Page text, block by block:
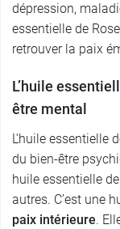
dépression,
essentielle de
retrouver la paix
L’huile
être mental
L’huile essentielle
du bien-être
huile essentielle
autres. C’est une
paix intérieure.